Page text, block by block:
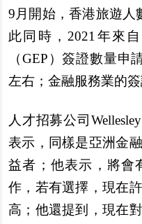
9月開始，香港旅遊人
此同時，2021年來
（GEP）簽證數量申
左右；金融服務業的簽
人才招募公司
表示，同樣是亞洲金
益者；他表示，將會
作，若有選擇，現在
高；他還提到，現在